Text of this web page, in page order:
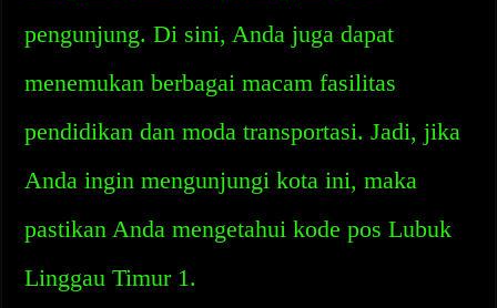
pengunjung. Di sini, Anda juga dapat
menemukan berbagai macam fasilitas
pendidikan dan moda transportasi. Jadi, jika
Anda ingin mengunjungi kota ini, maka
pastikan Anda mengetahui kode pos Lubuk
Linggau Timur 1.